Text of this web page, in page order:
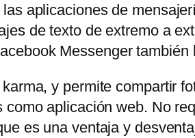
aplicaciones de
de texto de extremo a
Messenger también
y permite compartir
como aplicación web. No
es una ventaja y